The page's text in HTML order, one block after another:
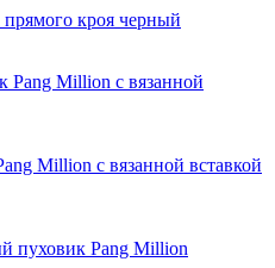
кроя черный
Million с вязанной вставкой